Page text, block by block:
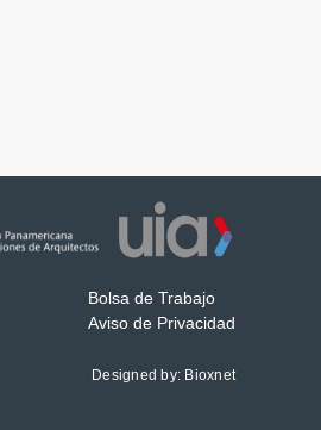
Bolsa de Trabajo
Aviso de Privacidad
Designed by: Bioxnet